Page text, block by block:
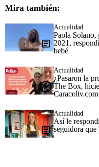
Mira también:
Actualidad
Paola Solano,
2021,
bebé
Actualidad
¿Pasaron la
The Box,
Caracoltv.com
Actualidad
Así le
seguidora